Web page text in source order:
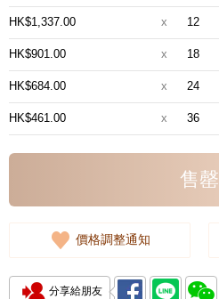
HK$1,337.00 x 12
HK$901.00 x 18
HK$684.00 x 24
HK$461.00 x 36
售罄
價格調整通知
分享給朋友